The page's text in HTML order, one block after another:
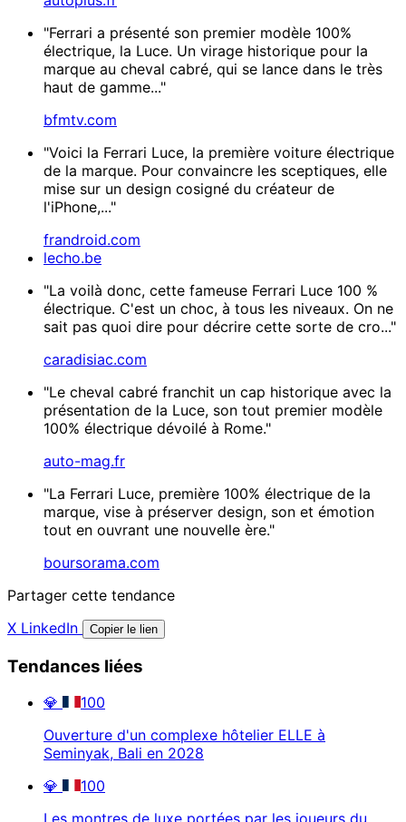
"Ferrari a présenté son premier modèle 100%
électrique, la Luce. Un virage historique pour la
marque au cheval cabré, qui se lance dans le très
haut de gamme..."
bfmtv.com
"Voici la Ferrari Luce, la première voiture électrique
de la marque. Pour convaincre les sceptiques, elle
mise sur un design cosigné du créateur de
l'iPhone,..."
frandroid.com
lecho.be
"La voilà donc, cette fameuse Ferrari Luce 100 %
électrique. C'est un choc, à tous les niveaux. On ne
sait pas quoi dire pour décrire cette sorte de cro..."
caradisiac.com
"Le cheval cabré franchit un cap historique avec la
présentation de la Luce, son tout premier modèle
100% électrique dévoilé à Rome."
auto-mag.fr
"La Ferrari Luce, première 100% électrique de la
marque, vise à préserver design, son et émotion
tout en ouvrant une nouvelle ère."
boursorama.com
Partager cette tendance
X LinkedIn Copier le lien
Tendances liées
💎
100
Ouverture d'un complexe hôtelier ELLE à
Seminyak, Bali en 2028
💎
100